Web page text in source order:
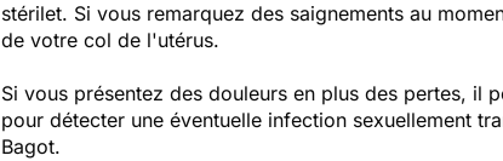
stérilet. Si vous remarquez des saignements au
de votre col de l'utérus.
Si vous présentez des douleurs en plus des pertes, il
pour détecter une éventuelle infection sexuellement
Bagot.